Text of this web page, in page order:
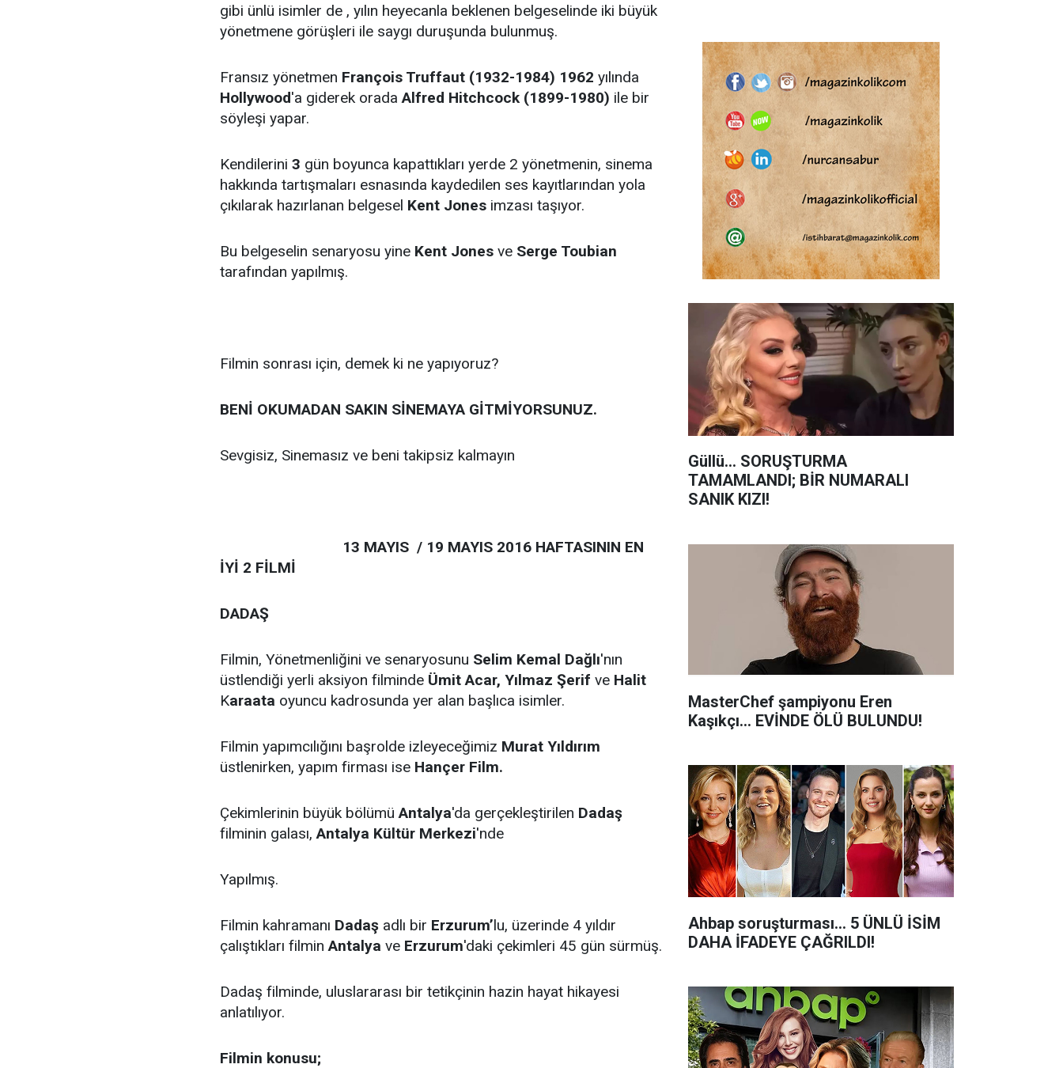
gibi ünlü isimler de , yılın heyecanla beklenen belgeselinde iki büyük
yönetmene görüşleri ile saygı duruşunda bulunmuş.
Fransız yönetmen François Truffaut (1932-1984) 1962 yılında
Hollywood'a giderek oradaAlfred Hitchcock (1899-1980) ile bir
söyleşi yapar.
Kendilerini 3 gün boyunca kapattıkları yerde 2 yönetmenin, sinema
hakkında tartışmaları esnasında kaydedilen ses kayıtlarından yola
çıkılarak hazırlanan belgesel Kent Jones imzası taşıyor.
Bu belgeselin senaryosu yine Kent Jones ve Serge Toubian
tarafından yapılmış.
Filmin sonrası için, demek ki ne yapıyoruz?
BENİ OKUMADAN SAKIN SİNEMAYA GİTMİYORSUNUZ.
Sevgisiz, Sinemasız ve beni takipsiz kalmayın
13 MAYIS / 19 MAYIS 2016 HAFTASININ EN
İYİ 2 FİLMİ
DADAŞ
Filmin, Yönetmenliğini ve senaryosunu Selim Kemal Dağlı'nın
üstlendiği yerli aksiyon filminde Ümit Acar, Yılmaz Şerif ve Halit
Karaata oyuncu kadrosunda yer alan başlıca isimler.
Filmin yapımcılığını başrolde izleyeceğimiz Murat Yıldırım
üstlenirken, yapım firması ise Hançer Film.
Çekimlerinin büyük bölümüAntalya'da gerçekleştirilen Dadaş
filminin galası,Antalya Kültür Merkezi'nde
Yapılmış.
Filmin kahramanı Dadaş adlı bir Erzurum’lu, üzerinde 4 yıldır
çalıştıkları filminAntalya ve Erzurum'daki çekimleri 45 gün sürmüş.
Dadaş filminde, uluslararası bir tetikçinin hazin hayat hikayesi
anlatılıyor.
Filmin konusu;
Güllü... SORUŞTURMA
TAMAMLANDI; BİR NUMARALI
SANIK KIZI!
MasterChef şampiyonu Eren
Kaşıkçı... EVİNDE ÖLÜ BULUNDU!
Ahbap soruşturması... 5 ÜNLÜ İSİM
DAHA İFADEYE ÇAĞRILDI!